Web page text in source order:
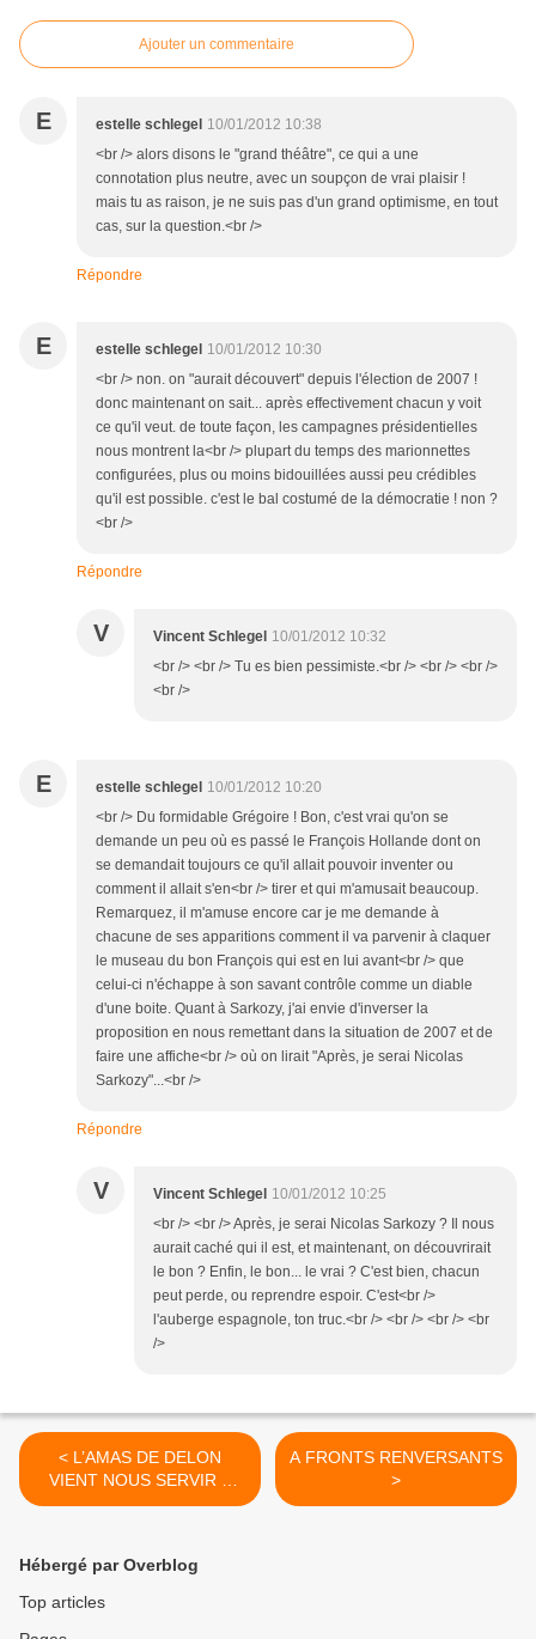
Ajouter un commentaire
E estelle schlegel 10/01/2012 10:38
<br /> alors disons le "grand théâtre", ce qui a une
connotation plus neutre, avec un soupçon de vrai plaisir !
mais tu as raison, je ne suis pas d'un grand optimisme, en tout
cas, sur la question.<br />
Répondre
E estelle schlegel 10/01/2012 10:30
<br /> non. on "aurait découvert" depuis l'élection de 2007 !
donc maintenant on sait... après effectivement chacun y voit
ce qu'il veut. de toute façon, les campagnes présidentielles
nous montrent la<br /> plupart du temps des marionnettes
configurées, plus ou moins bidouillées aussi peu crédibles
qu'il est possible. c'est le bal costumé de la démocratie ! non ?
<br />
Répondre
V Vincent Schlegel 10/01/2012 10:32
<br /> <br /> Tu es bien pessimiste.<br /> <br /> <br />
<br />
E estelle schlegel 10/01/2012 10:20
<br /> Du formidable Grégoire ! Bon, c'est vrai qu'on se
demande un peu où es passé le François Hollande dont on
se demandait toujours ce qu'il allait pouvoir inventer ou
comment il allait s'en<br /> tirer et qui m'amusait beaucoup.
Remarquez, il m'amuse encore car je me demande à
chacune de ses apparitions comment il va parvenir à claquer
le museau du bon François qui est en lui avant<br /> que
celui-ci n'échappe à son savant contrôle comme un diable
d'une boite. Quant à Sarkozy, j'ai envie d'inverser la
proposition en nous remettant dans la situation de 2007 et de
faire une affiche<br /> où on lirait "Après, je serai Nicolas
Sarkozy"...<br />
Répondre
V Vincent Schlegel 10/01/2012 10:25
<br /> <br /> Après, je serai Nicolas Sarkozy ? Il nous
aurait caché qui il est, et maintenant, on découvrirait
le bon ? Enfin, le bon... le vrai ? C'est bien, chacun
peut perde, ou reprendre espoir. C'est<br />
l'auberge espagnole, ton truc.<br /> <br /> <br /> <br
/>
< L’AMAS DE DELON
VIENT NOUS SERVIR À
VOIR
A FRONTS RENVERSANTS
>
Hébergé par Overblog
Top articles